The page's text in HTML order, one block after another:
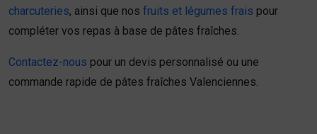
charcuteries, ainsi que nos fruits et légumes frais pour
compléter vos repas à base de pâtes fraîches.
Contactez-nous pour un devis personnalisé ou une
commande rapide de pâtes fraîches Valenciennes.